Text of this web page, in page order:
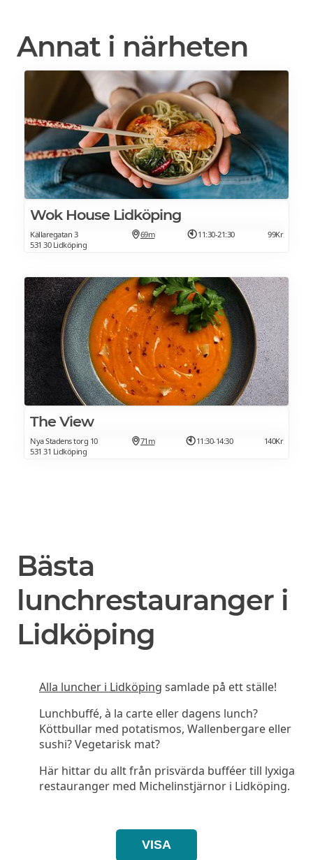
Annat i närheten
Wok House Lidköping
Källaregatan 3
531 30 Lidköping
69m 11:30-21:30 99Kr
The View
Nya Stadens torg 10
531 31 Lidköping
71m 11:30-14:30 140Kr
Bästa
lunchrestauranger i
Lidköping
Alla luncher i Lidköping samlade på ett ställe!
Lunchbuffé, à la carte eller dagens lunch?
Köttbullar med potatismos, Wallenbergare eller
sushi? Vegetarisk mat?
Här hittar du allt från prisvärda bufféer till lyxiga
restauranger med Michelinstjärnor i Lidköping.
VISA